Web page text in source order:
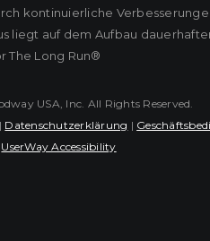
kontinuierliche
liegt auf dem Aufbau
The Long Run®
USA, Inc. All Rights Reserved.
| Datenschutzerklärung |
UserWay Accessibility